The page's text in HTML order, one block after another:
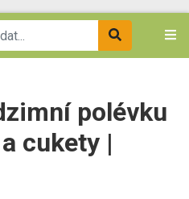
polévku
cukety |